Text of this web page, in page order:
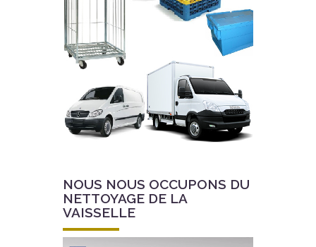
NOUS NOUS OCCUPONS DU
NETTOYAGE DE LA
VAISSELLE